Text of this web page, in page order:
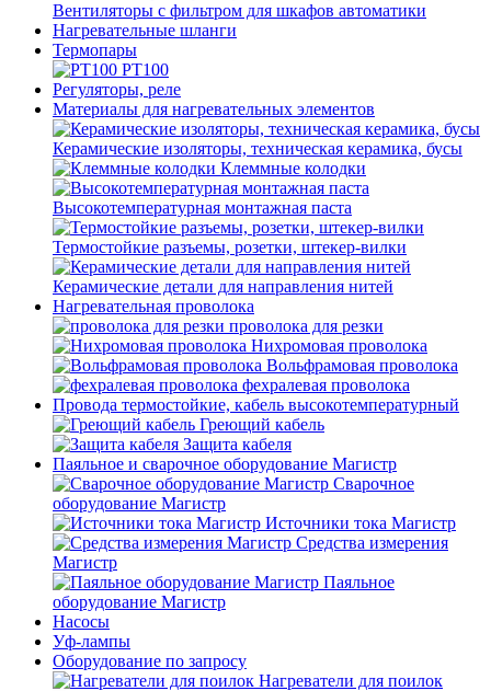
Вентиляторы с фильтром для шкафов автоматики
Нагревательные шланги
Термопары
PT100
Регуляторы, реле
Материалы для нагревательных элементов
Керамические изоляторы, техническая керамика, бусы
Клеммные колодки
Высокотемпературная монтажная паста
Термостойкие разъемы, розетки, штекер-вилки
Керамические детали для направления нитей
Нагревательная проволока
проволока для резки
Нихромовая проволока
Вольфрамовая проволока
фехралевая проволока
Провода термостойкие, кабель высокотемпературный
Греющий кабель
Защита кабеля
Паяльное и сварочное оборудование Магистр
Сварочное
оборудование Магистр
Источники тока Магистр
Средства измерения
Магистр
Паяльное
оборудование Магистр
Насосы
Уф-лампы
Оборудование по запросу
Нагреватели для поилок